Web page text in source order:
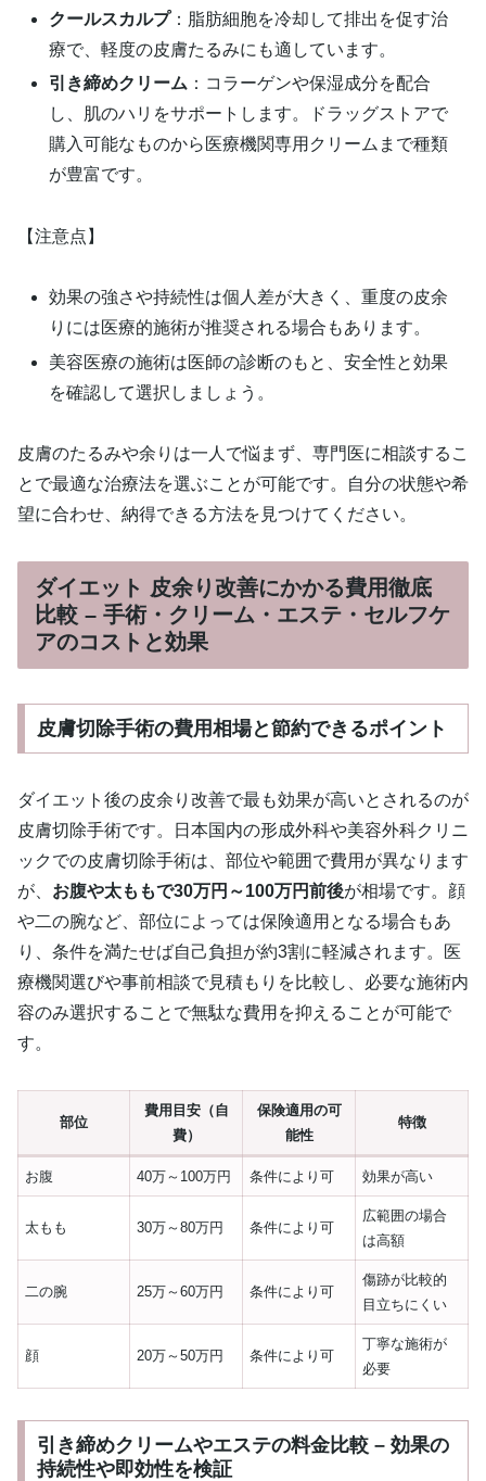
クールスカルプ：脂肪細胞を冷却して排出を促す治
療で、軽度の皮膚たるみにも適しています。
引き締めクリーム ：コラーゲンや保湿成分を配合
し、肌のハリをサポートします。ドラッグストアで
購入可能なものから医療機関専用クリームまで種類
が豊富です。
【注意点】
効果の強さや持続性は個人差が大きく、重度の皮余
りには医療的施術が推奨される場合もあります。
美容医療の施術は医師の診断のもと、安全性と効果
を確認して選択しましょう。
皮膚のたるみや余りは一人で悩まず、専門医に相談するこ
とで最適な治療法を選ぶことが可能です。自分の状態や希
望に合わせ、納得できる方法を見つけてください。
ダイエット 皮余り改善にかかる費用徹底
比較 – 手術・クリーム・エステ・セルフケ
アのコストと効果
皮膚切除手術の費用相場と節約できるポイント
ダイエット後の皮余り改善で最も効果が高いとされるのが
皮膚切除手術です。日本国内の形成外科や美容外科クリニ
ックでの皮膚切除手術は、部位や範囲で費用が異なります
が、 お腹や太ももで30万円～100万円前後が相場です。顔
や二の腕など、部位によっては保険適用となる場合もあ
り、条件を満たせば自己負担が約3割に軽減されます。医
療機関選びや事前相談で見積もりを比較し、必要な施術内
容のみ選択することで無駄な費用を抑えることが可能で
す。
部位
費用目安（自
費）
保険適用の可
能性
特徴
お腹 40万～100万円 条件により可 効果が高い
太もも 30万～80万円 条件により可
広範囲の場合
は高額
二の腕 25万～60万円 条件により可
傷跡が比較的
目立ちにくい
顔 20万～50万円 条件により可
丁寧な施術が
必要
引き締めクリームやエステの料金比較 – 効果の
持続性や即効性を検証